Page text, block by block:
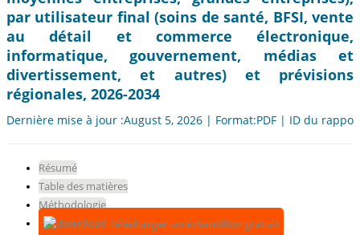
par utilisateur final (soins de santé, BFSI, vente
au détail et commerce électronique,
informatique, gouvernement, médias et
divertissement, et autres) et prévisions
régionales, 2026-2034
Dernière mise à jour :August 5, 2026 | Format:PDF | ID du
Résumé
Table des matières
Méthodologie
Télécharger un échantillon gratuit